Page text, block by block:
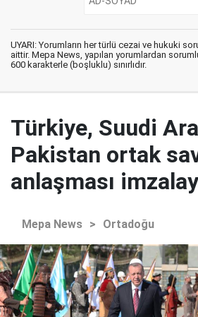
UYARI: Yorumların her türlü cezai ve hukuki
aittir. Mepa News, yapılan yorumlardan
600 karakterle (boşluklu) sınırlıdır.
Türkiye, Suudi
Pakistan ortak
anlaşması
Mepa News > Ortadoğu